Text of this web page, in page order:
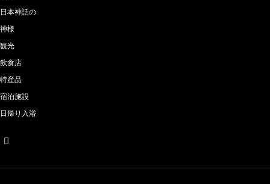
日本神話の
神様
観光
飲食店
特産品
宿泊施設
日帰り入浴